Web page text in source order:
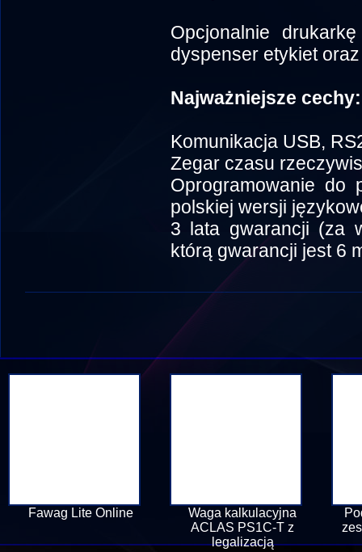
Opcjonalnie
dyspenser etykiet
Najważniejsze cechy:
Komunikacja USB,
Zegar czasu
Oprogramowanie do
polskiej wersji
3 lata gwarancji (za
którą gwarancji jest 6
Fawag Lite Online
Waga kalkulacyjna
ACLAS PS1C-T z
legalizacją